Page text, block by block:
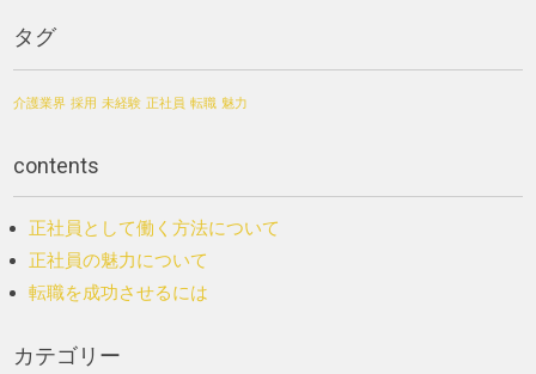
タグ
介護業界 採用 未経験 正社員 転職 魅力
contents
正社員として働く方法について
正社員の魅力について
転職を成功させるには
カテゴリー